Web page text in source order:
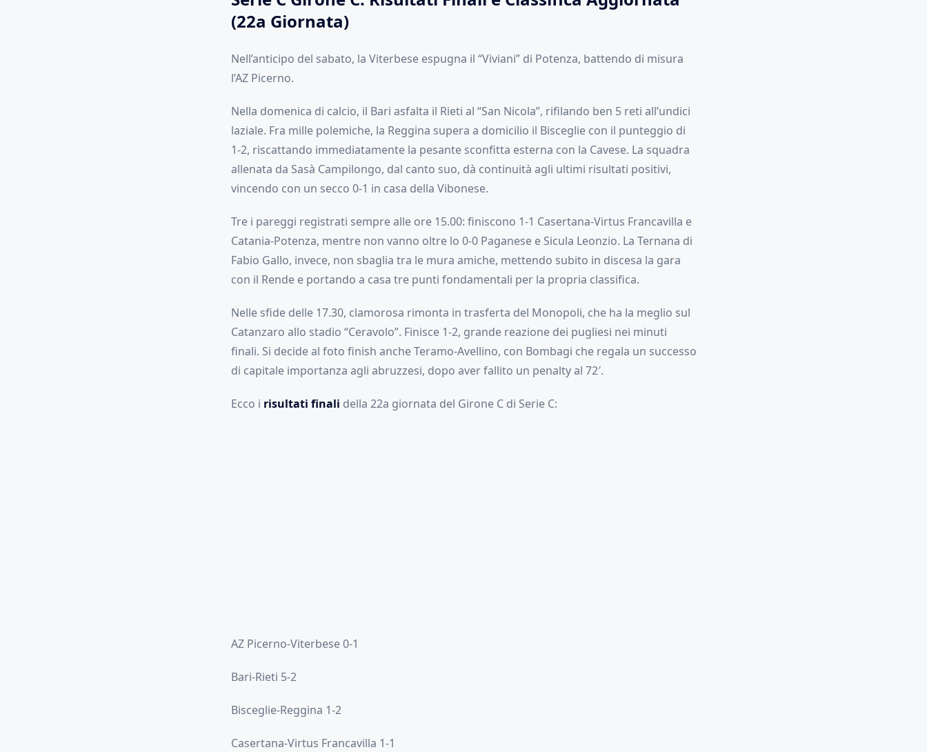
(22a Giornata)
Nell’anticipo del sabato, la Viterbese espugna il “Viviani” di Potenza, battendo di misura
l’AZ Picerno.
Nella domenica di calcio, il Bari asfalta il Rieti al “San Nicola”, rifilando ben 5 reti all’undici
laziale. Fra mille polemiche, la Reggina supera a domicilio il Bisceglie con il punteggio di
1-2, riscattando immediatamente la pesante sconfitta esterna con la Cavese. La squadra
allenata da Sasà Campilongo, dal canto suo, dà continuità agli ultimi risultati positivi,
vincendo con un secco 0-1 in casa della Vibonese.
Tre i pareggi registrati sempre alle ore 15.00: finiscono 1-1 Casertana-Virtus Francavilla e
Catania-Potenza, mentre non vanno oltre lo 0-0 Paganese e Sicula Leonzio. La Ternana di
Fabio Gallo, invece, non sbaglia tra le mura amiche, mettendo subito in discesa la gara
con il Rende e portando a casa tre punti fondamentali per la propria classifica.
Nelle sfide delle 17.30, clamorosa rimonta in trasferta del Monopoli, che ha la meglio sul
Catanzaro allo stadio “Ceravolo”. Finisce 1-2, grande reazione dei pugliesi nei minuti
finali. Si decide al foto finish anche Teramo-Avellino, con Bombagi che regala un successo
di capitale importanza agli abruzzesi, dopo aver fallito un penalty al 72′.
Ecco i risultati finali della 22a giornata del Girone C di Serie C:
AZ Picerno-Viterbese 0-1
Bari-Rieti 5-2
Bisceglie-Reggina 1-2
Casertana-Virtus Francavilla 1-1